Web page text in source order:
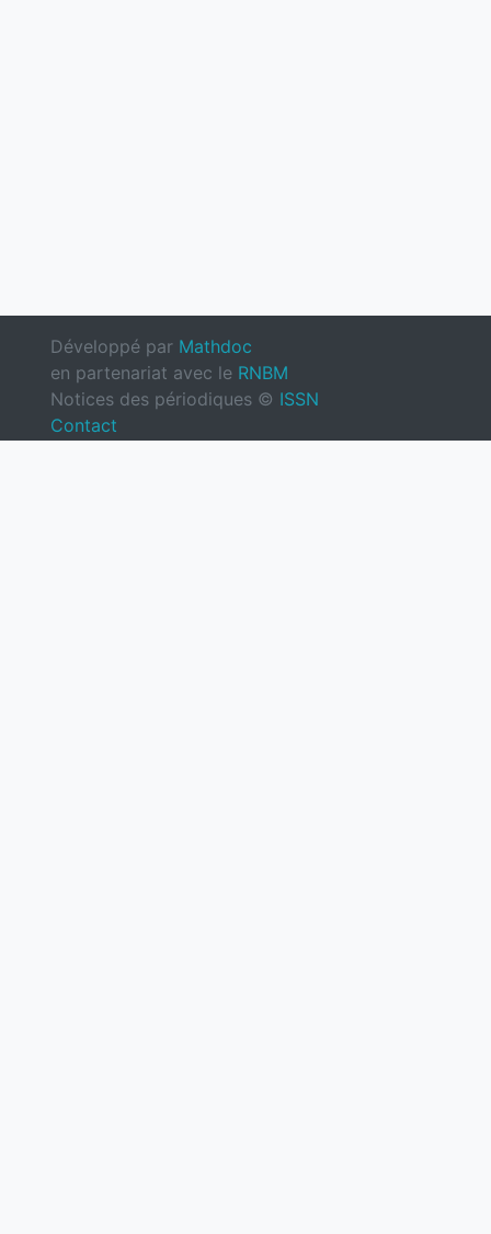
Développé par Mathdoc
en partenariat avec le RNBM
Notices des périodiques © ISSN
Contact